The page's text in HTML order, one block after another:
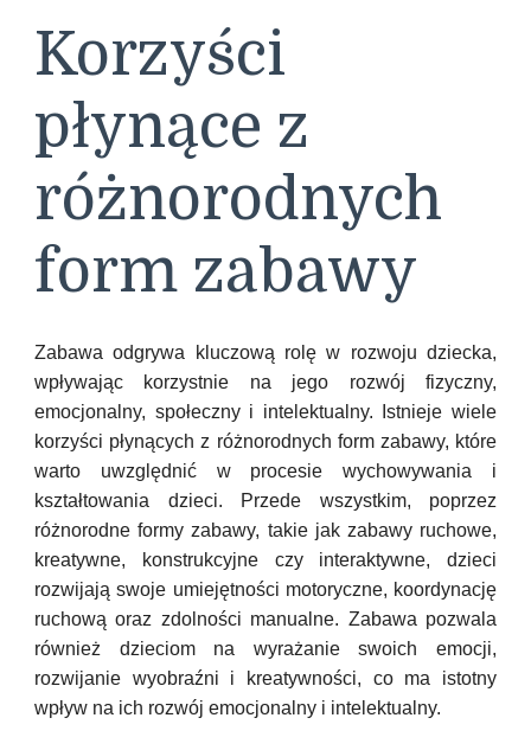
Korzyści
płynące z
różnorodnych
form zabawy
Zabawa odgrywa kluczową rolę w rozwoju dziecka,
wpływając korzystnie na jego rozwój fizyczny,
emocjonalny, społeczny i intelektualny. Istnieje wiele
korzyści płynących z różnorodnych form zabawy, które
warto uwzględnić w procesie wychowywania i
kształtowania dzieci. Przede wszystkim, poprzez
różnorodne formy zabawy, takie jak zabawy ruchowe,
kreatywne, konstrukcyjne czy interaktywne, dzieci
rozwijają swoje umiejętności motoryczne, koordynację
ruchową oraz zdolności manualne. Zabawa pozwala
również dzieciom na wyrażanie swoich emocji,
rozwijanie wyobraźni i kreatywności, co ma istotny
wpływ na ich rozwój emocjonalny i intelektualny.